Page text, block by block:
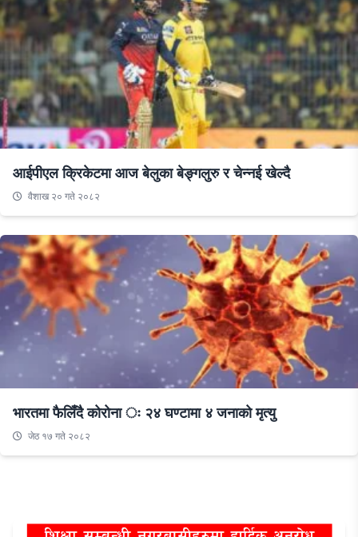
आईपीएल क्रिकेटमा आज बेलुका बेङ्गलुरु र चेन्नई खेल्दै
वैशाख २० गते २०८२
भारतमा फैलिँदै कोरोना ः २४ घण्टामा ४ जनाको मृत्यु
जेठ १७ गते २०८२